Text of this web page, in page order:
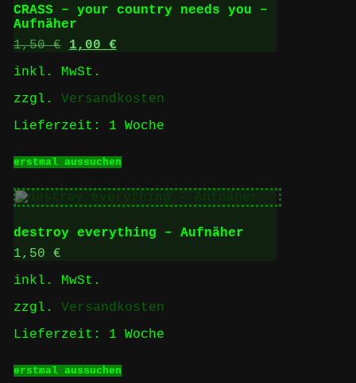
Optionen
werden
CRASS – your country needs you –
Aufnäher
1,50€
Ursprünglicher
war:
1,00 €Aktueller
inkl. MwSt.
zzgl. Versandkosten
Lieferzeit: 1 Woche
erstmal aussuchenProdukt
mehrere
Varianten
auf.
Die
Produktseite
werden
destroy everything – Aufnäher
1,50 €
inkl. MwSt.
zzgl. Versandkosten
Lieferzeit: 1 Woche
erstmal aussuchenProdukt